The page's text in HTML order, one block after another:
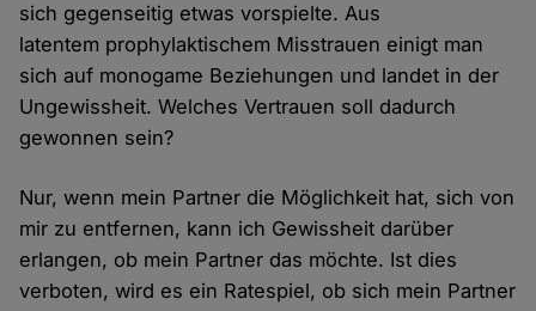
sich gegenseitig etwas vorspielte. Aus
latentem prophylaktischem Misstrauen einigt man
sich auf monogame Beziehungen und landet in der
Ungewissheit. Welches Vertrauen soll dadurch
gewonnen sein?
Nur, wenn mein Partner die Möglichkeit hat, sich von
mir zu entfernen, kann ich Gewissheit darüber
erlangen, ob mein Partner das möchte. Ist dies
verboten, wird es ein Ratespiel, ob sich mein Partner